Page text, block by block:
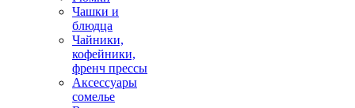
Чашки и
блюдца
Чайники,
кофейники,
френч прессы
Аксессуары
сомелье